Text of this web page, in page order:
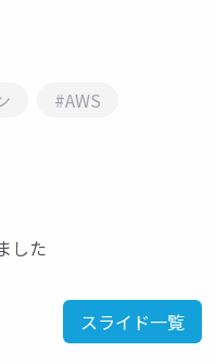
#AWS
した
スライド一覧